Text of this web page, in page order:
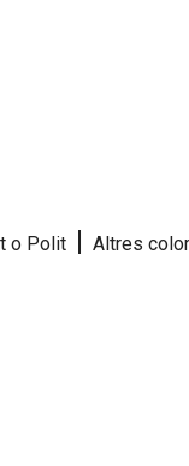
o Polit | Altres